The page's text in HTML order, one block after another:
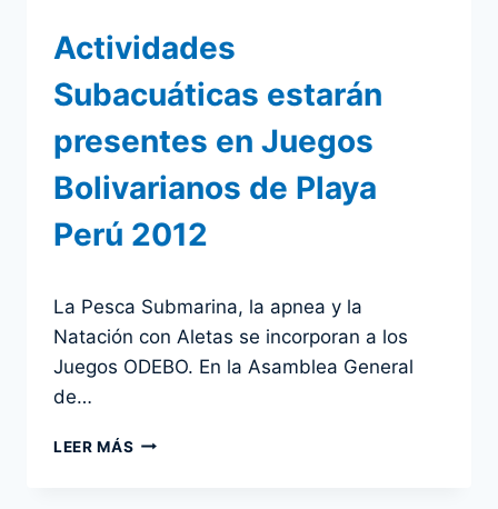
Actividades
Subacuáticas estarán
presentes en Juegos
Bolivarianos de Playa
Perú 2012
admin
La Pesca Submarina, la apnea y la
Natación con Aletas se incorporan a los
Juegos ODEBO. En la Asamblea General
de…
LEER MÁS ACTIVIDADES